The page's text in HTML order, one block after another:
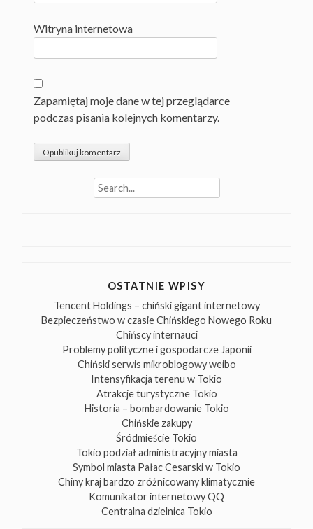
Witryna internetowa
Zapamiętaj moje dane w tej przeglądarce
podczas pisania kolejnych komentarzy.
Search
for:
OSTATNIE WPISY
Tencent Holdings – chiński gigant internetowy
Bezpieczeństwo w czasie Chińskiego Nowego Roku
Chińscy internauci
Problemy polityczne i gospodarcze Japonii
Chiński serwis mikroblogowy weibo
Intensyfikacja terenu w Tokio
Atrakcje turystyczne Tokio
Historia – bombardowanie Tokio
Chińskie zakupy
Śródmieście Tokio
Tokio podział administracyjny miasta
Symbol miasta Pałac Cesarski w Tokio
Chiny kraj bardzo zróżnicowany klimatycznie
Komunikator internetowy QQ
Centralna dzielnica Tokio